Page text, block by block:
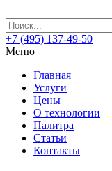
+7 (495) 137-49-50
Меню
Главная
Услуги
Цены
О технологии
Палитра
Статьи
Контакты